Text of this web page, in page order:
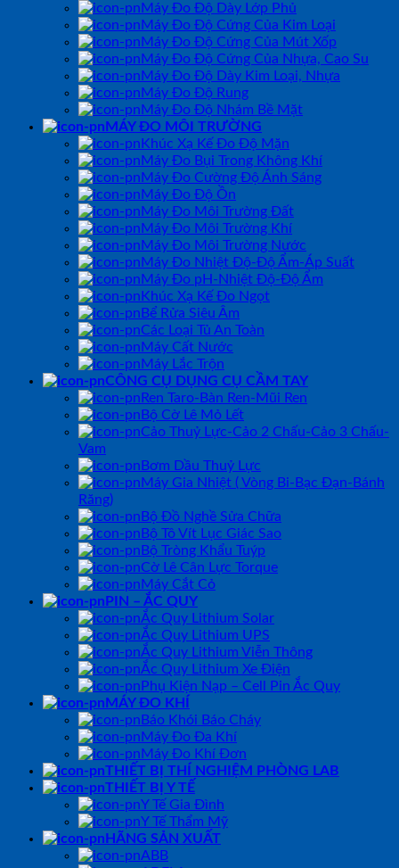
Máy Đo Độ Dày Lớp Phủ
Máy Đo Độ Cứng Của Kim Loại
Máy Đo Độ Cứng Của Mút Xốp
Máy Đo Độ Cứng Của Nhựa, Cao Su
Máy Đo Độ Dày Kim Loại, Nhựa
Máy Đo Độ Rung
Máy Đo Độ Nhám Bề Mặt
MÁY ĐO MÔI TRƯỜNG
Khúc Xạ Kế Đo Độ Mặn
Máy Đo Bụi Trong Không Khí
Máy Đo Cường Độ Ánh Sáng
Máy Đo Độ Ồn
Máy Đo Môi Trường Đất
Máy Đo Môi Trường Khí
Máy Đo Môi Trường Nước
Máy Đo Nhiệt Độ-Độ Ẩm-Áp Suất
Máy Đo pH-Nhiệt Độ-Độ Ẩm
Khúc Xạ Kế Đo Ngọt
Bể Rửa Siêu Âm
Các Loại Tủ An Toàn
Máy Cất Nước
Máy Lắc Trộn
CÔNG CỤ DỤNG CỤ CẦM TAY
Ren Taro-Bàn Ren-Mũi Ren
Bộ Cờ Lê Mỏ Lết
Cảo Thuỷ Lực-Cảo 2 Chấu-Cảo 3 Chấu-
Vam
Bơm Dầu Thuỷ Lực
Máy Gia Nhiệt ( Vòng Bi-Bạc Đạn-Bánh
Răng)
Bộ Đồ Nghề Sửa Chữa
Bộ Tô Vít Lục Giác Sao
Bộ Tròng Khẩu Tuýp
Cờ Lê Cân Lực Torque
Máy Cắt Cỏ
PIN – ẮC QUY
Ắc Quy Lithium Solar
Ắc Quy Lithium UPS
Ắc Quy Lithium Viễn Thông
Ắc Quy Lithium Xe Điện
Phụ Kiện Nạp – Cell Pin Ắc Quy
MÁY ĐO KHÍ
Báo Khói Báo Cháy
Máy Đo Đa Khí
Máy Đo Khí Đơn
THIẾT BỊ THÍ NGHIỆM PHÒNG LAB
THIẾT BỊ Y TẾ
Y Tế Gia Đình
Y Tế Thẩm Mỹ
HÃNG SẢN XUẤT
ABB